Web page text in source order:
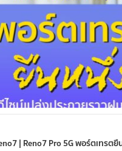
| Reno7 Pro 5G พอร์ตเทร